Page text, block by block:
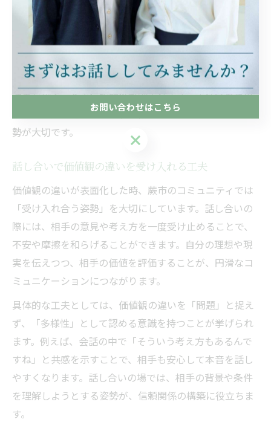
確認することが、安心して話し合える土壌を築きます。
実際の場面では、共通の目的や条件を見つけて、お互い
の価値観を重視することがポイントです。例えば、地域
のイベントやサークル活動を通じて、意識的に相手と共
通点を探ることで信頼関係が深まります。すり合わせの
際は、意見の違いを恐れず、相手を理解しようとする姿
勢が大切です。
話し合いで価値観の違いを受け入れる工夫
価値観の違いが表面化した時、蕨市のコミュニティでは
「受け入れ合う姿勢」を大切にしています。話し合いの
際には、相手の意見や考え方を一度受け止めることで、
不安や摩擦を和らげることができます。自分の理想や現
実を伝えつつ、相手の価値を評価することが、円滑なコ
ミュニケーションにつながります。
具体的な工夫としては、価値観の違いを「問題」と捉え
ず、「多様性」として認める意識を持つことが挙げられ
ます。例えば、会話の中で「そういう考え方もあるんで
すね」と共感を示すことで、相手も安心して本音を話し
やすくなります。話し合いの場では、相手の背景や条件
を理解しようとする姿勢が、信頼関係の構築に役立ちま
す。
お問い合わせはこちら
お問い合わせはこちら